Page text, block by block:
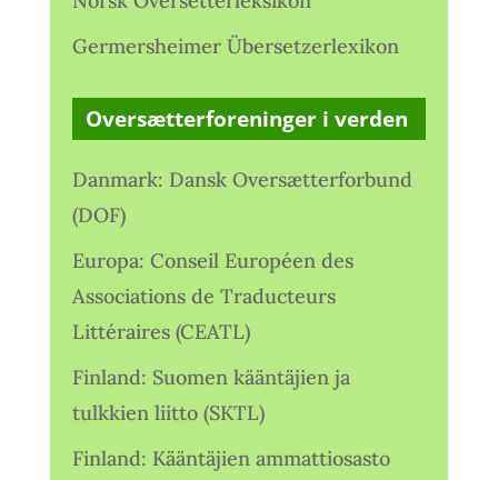
Germersheimer Übersetzerlexikon
Oversætterforeninger i verden
Danmark: Dansk Oversætterforbund
(DOF)
Europa: Conseil Européen des
Associations de Traducteurs
Littéraires (CEATL)
Finland: Suomen kääntäjien ja
tulkkien liitto (SKTL)
Finland: Kääntäjien ammattiosasto